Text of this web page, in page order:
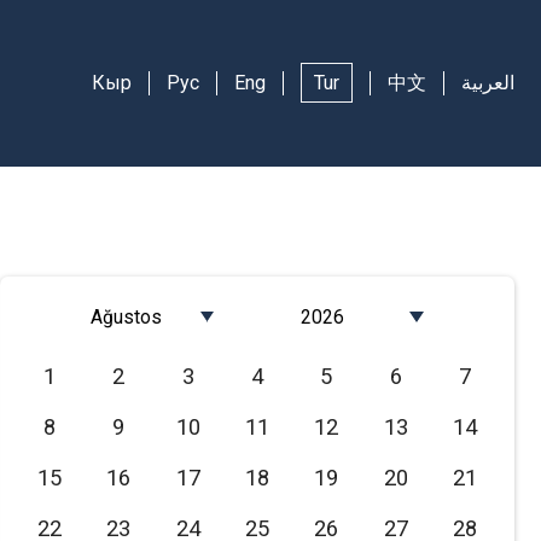
Кыр Рус Eng Tur 中文 العربية
Ağustos
Март
Апрель
2026
2024
2023
1 2 3 4 5 6
7
8
9 10 11 12 13
14
15
16 17 18 19 20
21
22
23 24 25 26 27
28